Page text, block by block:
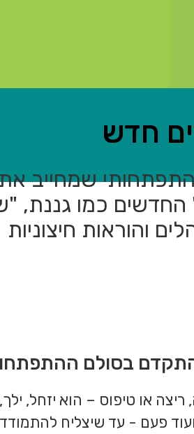
חדש
שמחייב
כמו גננת,
והוראות חיצוניות
בסולם
או טיפוס – הוא יזחל,
פעם - עד שיצליח